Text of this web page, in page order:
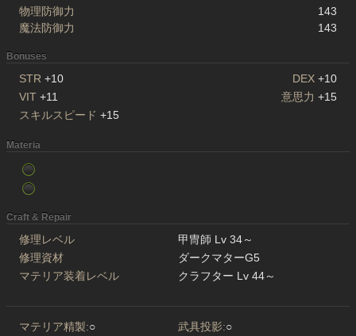
物理防御力
143
魔法防御力
143
Bonuses
STR +10 DEX +10
VIT +11 意思力 +15
スキルスピード +15
Materia
Craft & Repair
修理レベル
甲冑師 Lv 34～
修理資材
ダークマターG5
マテリア装着レベル
クラフター Lv 44～
マテリア精製:○ 武具投影:○